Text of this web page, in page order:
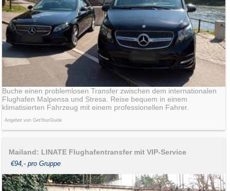
Buche einen problemlosen Transfer zwischen dem internationalen
Flughafen Malpensa und Stresa. Reise bequem in einem
klimatisierten Fahrzeug mit einem professionellen Fahrer.
Angebot von GetYourGuide
Mailand: LINATE Flughafentransfer mit VIP-Service
€94,- pro Gruppe